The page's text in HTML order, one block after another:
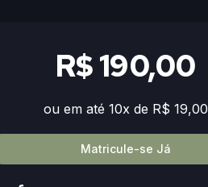
R$ 190,00
ou em até 10x de R$ 19,00
Matricule-se Já